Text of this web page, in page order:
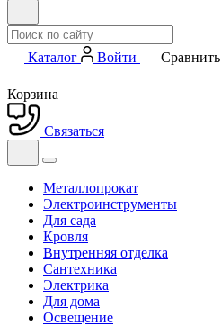
Каталог Войти Сравнить
Корзина
Связаться
Металлопрокат
Электроинструменты
Для сада
Кровля
Внутренняя отделка
Сантехника
Электрика
Для дома
Освещение